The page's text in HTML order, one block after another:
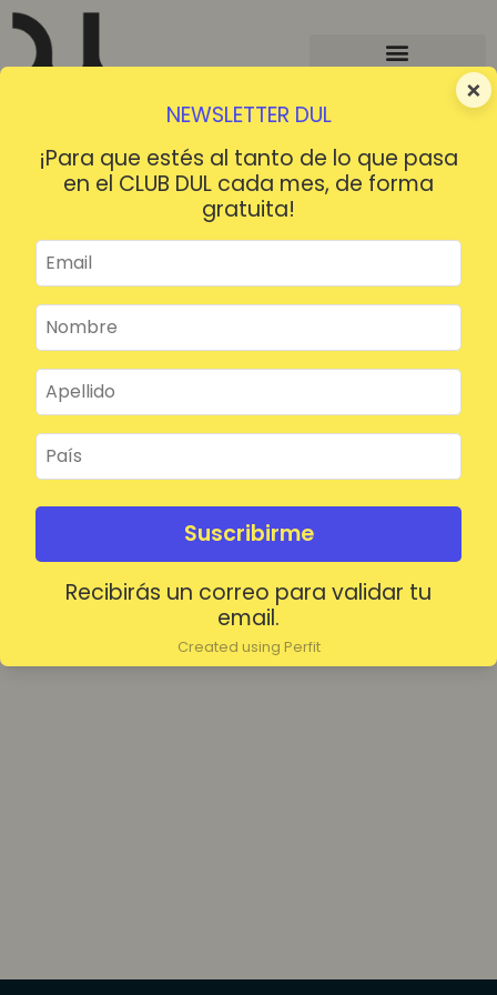
×
NEWSLETTER DUL
¡Para que estés al tanto de lo que pasa
en el CLUB DUL cada mes, de forma
gratuita!
Suscribirme
Recibirás un correo para validar tu
email.
Created using Perfit
¡HOLA!
Mantenerme conectado
Acceder